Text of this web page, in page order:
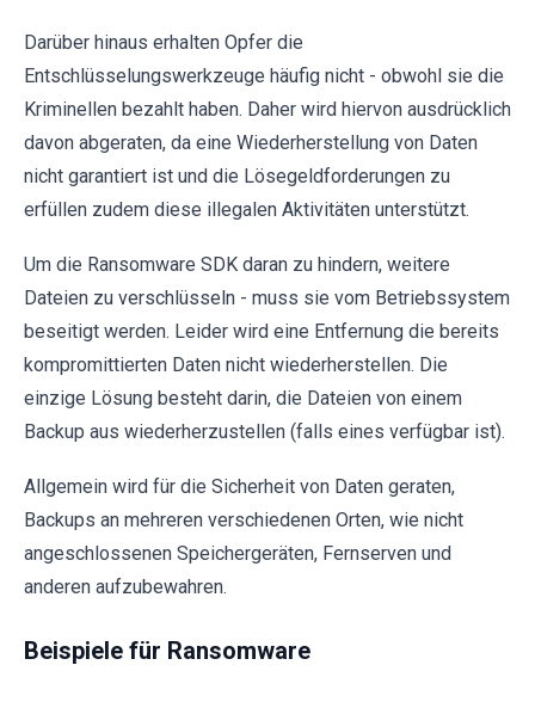
Darüber hinaus erhalten Opfer die
Entschlüsselungswerkzeuge häufig nicht - obwohl sie die
Kriminellen bezahlt haben. Daher wird hiervon ausdrücklich
davon abgeraten, da eine Wiederherstellung von Daten
nicht garantiert ist und die Lösegeldforderungen zu
erfüllen zudem diese illegalen Aktivitäten unterstützt.
Um die Ransomware SDK daran zu hindern, weitere
Dateien zu verschlüsseln - muss sie vom Betriebssystem
beseitigt werden. Leider wird eine Entfernung die bereits
kompromittierten Daten nicht wiederherstellen. Die
einzige Lösung besteht darin, die Dateien von einem
Backup aus wiederherzustellen (falls eines verfügbar ist).
Allgemein wird für die Sicherheit von Daten geraten,
Backups an mehreren verschiedenen Orten, wie nicht
angeschlossenen Speichergeräten, Fernserven und
anderen aufzubewahren.
Beispiele für Ransomware